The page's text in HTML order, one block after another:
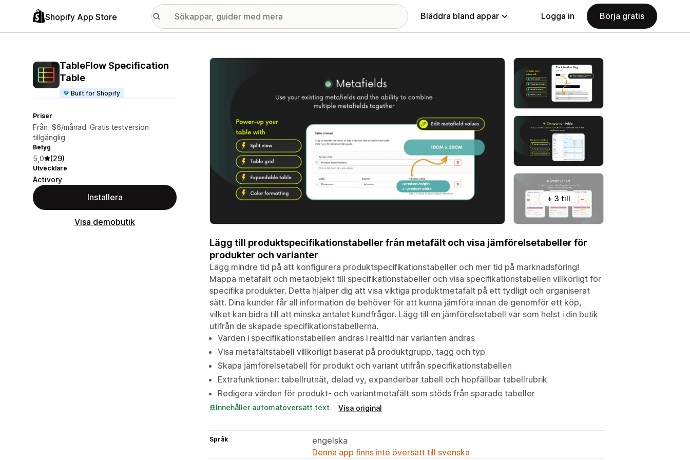
Shopify App Store Bläddra bland appar Logga in Börja gratis
TableFlow Specification
Table
Built for Shopify
Priser
Från $6/månad. Gratis testversion
tillgänglig.
Betyg
5,0 (29)
Utvecklare
Activory
Installera
Visa demobutik
Galleri med utvalda bilder
+ 3 till
Lägg till produktspecifikationstabeller från metafält och visa jämförelsetabeller för
produkter och varianter
Lägg mindre tid på att konfigurera produktspecifikationstabeller och mer tid på marknadsföring!
Mappa metafält och metaobjekt till specifikationstabeller och visa specifikationstabellen villkorligt för
specifika produkter. Detta hjälper dig att visa viktiga produktmetafält på ett tydligt och organiserat
sätt. Dina kunder får all information de behöver för att kunna jämföra innan de genomför ett köp,
vilket kan bidra till att minska antalet kundfrågor. Lägg till en jämförelsetabell var som helst i din butik
utifrån de skapade specifikationstabellerna.
Värden i specifikationstabellen ändras i realtid när varianten ändras
Visa metafältstabell villkorligt baserat på produktgrupp, tagg och typ
Skapa jämförelsetabell för produkt och variant utifrån specifikationstabellen
Extrafunktioner: tabellrutnät, delad vy, expanderbar tabell och hopfällbar tabellrubrik
Redigera värden för produkt- och variantmetafält som stöds från sparade tabeller
Innehåller automatöversatt text Visa original
Språk
engelska
Denna app finns inte översatt till svenska